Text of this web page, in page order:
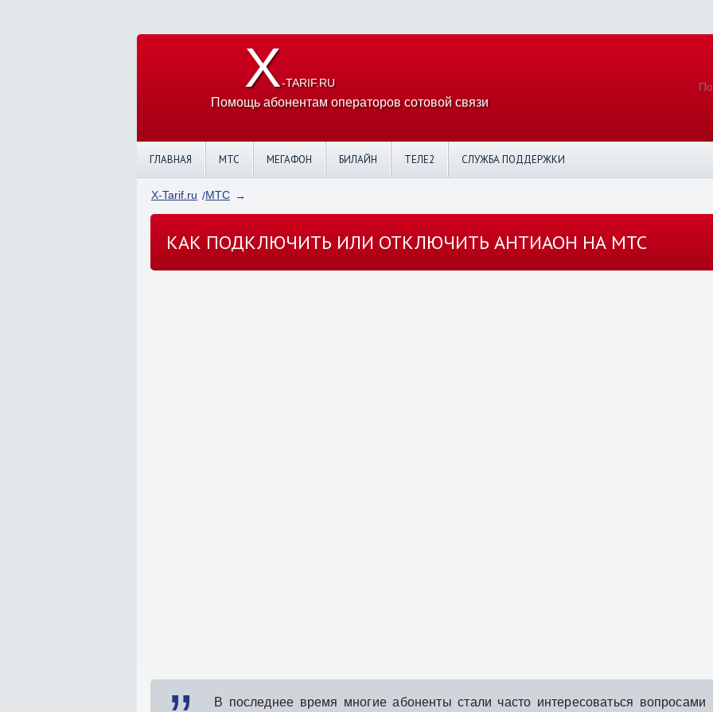
X-TARIF.RU
Помощь абонентам операторов сотовой связи
ГЛАВНАЯ МТС МЕГАФОН БИЛАЙН ТЕЛЕ2 СЛУЖБА ПОДДЕРЖКИ
X-Tarif.ru МТС
КАК ПОДКЛЮЧИТЬ ИЛИ ОТКЛЮЧИТЬ АНТИАОН НА МТС
В последнее время многие абоненты стали часто интересоваться вопросами